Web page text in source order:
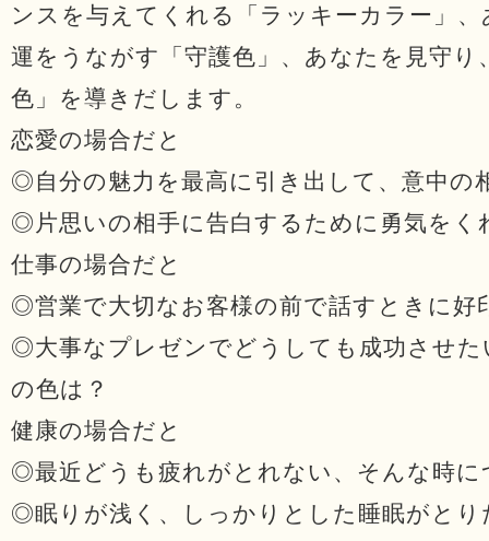
ンスを与えてくれる「ラッキーカラー」
運をうながす「守護色」、あなたを見守
色」を導きだします。
恋愛の場合だと
◎自分の魅力を最高に引き出して、意中の
◎片思いの相手に告白するために勇気をく
仕事の場合だと
◎営業で大切なお客様の前で話すときに好
◎大事なプレゼンでどうしても成功させ
の色は？
健康の場合だと
◎最近どうも疲れがとれない、そんな時に
◎眠りが浅く、しっかりとした睡眠がとり